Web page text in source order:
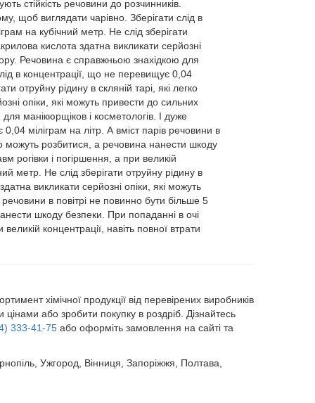
стійкість речовини до розчинників.
щоб виглядати чарівно. Зберігати слід в
на кубічний метр. Не слід зберігати
кислота здатна викликати серйозні
Речовина є справжньою знахідкою для
в концентрації, що не перевищує 0,04
отруйну рідину в скляній тарі, які легко
опіки, які можуть привести до сильних
манікюрщіков і косметологів. І дуже
міліграм на літр. А вміст парів речовини в
можуть розбитися, а речовина нанести шкоду
рогівки і погіршення, а при великій
метр. Не слід зберігати отруйну рідину в
викликати серйозні опіки, які можуть
в повітрі не повинно бути більше 5
шкоду безпеки. При попаданні в очі
концентрації, навіть повної втрати
хімічної продукції від перевірених виробників
або зробити покупку в роздріб. Дізнайтесь
333-41-75 або оформіть замовлення на сайті та
Ужгород, Вінниця, Запоріжжя, Полтава,